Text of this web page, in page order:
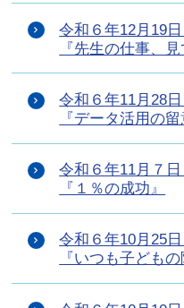
令和６年12月
『先生の仕事、
令和６年11月
『データ活用の留
令和６年11月７
『１％の成功』
令和６年10月
『いつも子どもの